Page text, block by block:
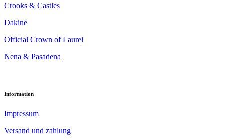
Crooks & Castles
Dakine
Official Crown of Laurel
Nena & Pasadena
Information
Impressum
Versand und zahlung